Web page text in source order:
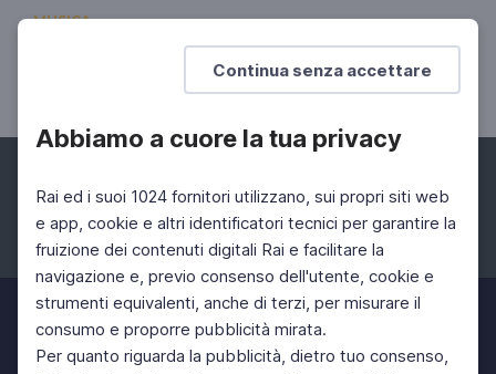
Continua senza accettare
Abbiamo a cuore la tua privacy
Rai ed i suoi 1024 fornitori utilizzano, sui propri siti web
e app, cookie e altri identificatori tecnici per garantire la
fruizione dei contenuti digitali Rai e facilitare la
navigazione e, previo consenso dell'utente, cookie e
strumenti equivalenti, anche di terzi, per misurare il
consumo e proporre pubblicità mirata.
Per quanto riguarda la pubblicità, dietro tuo consenso,
MUSICA
Un sax per la Festa della Musica
Stefano Di Battista, musicista
Facebook Instagram Twitter